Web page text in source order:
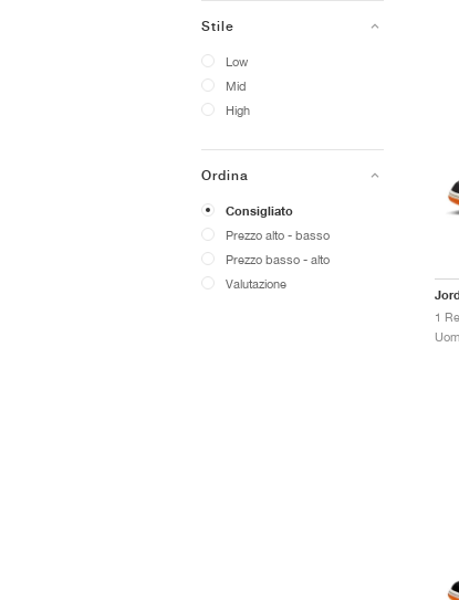
Stile
Low
Mid
High
Ordina
Consigliato
Prezzo alto - basso
Prezzo basso - alto
Valutazione